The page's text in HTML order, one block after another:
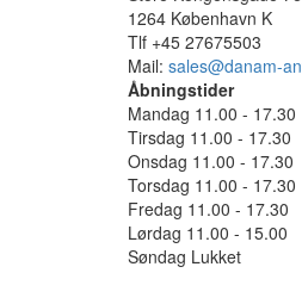
1264 København K
Tlf +45 27675503
Mail: sales@danam-
Åbningstider
Mandag 11.00 - 17.30
Tirsdag 11.00 - 17.30
Onsdag 11.00 - 17.30
Torsdag 11.00 - 17.30
Fredag 11.00 - 17.30
Lørdag 11.00 - 15.00
Søndag Lukket